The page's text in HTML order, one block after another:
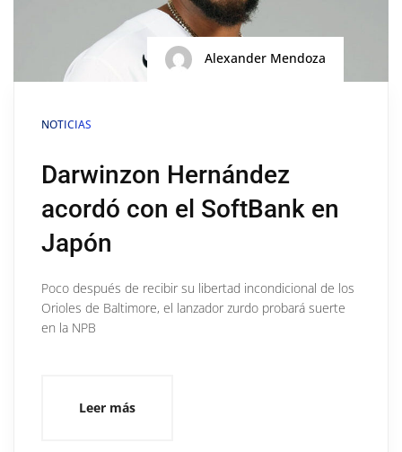
Alexander Mendoza
NOTICIAS
Darwinzon Hernández
acordó con el SoftBank en
Japón
Poco después de recibir su libertad incondicional de los
Orioles de Baltimore, el lanzador zurdo probará suerte
en la NPB
Leer más